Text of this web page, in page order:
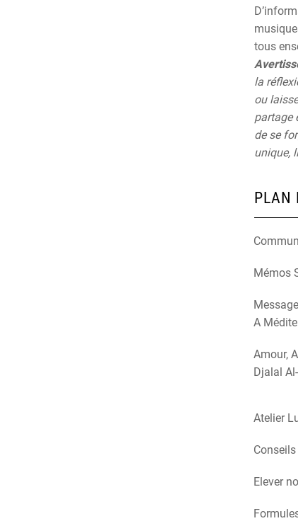
tous
la
ou
partage
de se
unique,
PLAN
Mémos
A
Amour,
Djalal
Atelier
Elever